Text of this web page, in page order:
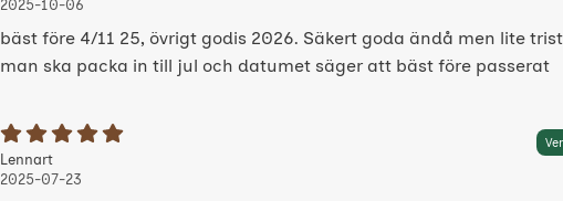
2025-10-06
bäst före 4/11 25, övrigt godis 2026. Säkert goda ändå men lite
man ska packa in till jul och datumet säger att bäst före passerat
Betyg: 5 Stjärnor av 5
Recension av:
Lennart, 2025-07-23
, 2025-07-23
2025-07-23